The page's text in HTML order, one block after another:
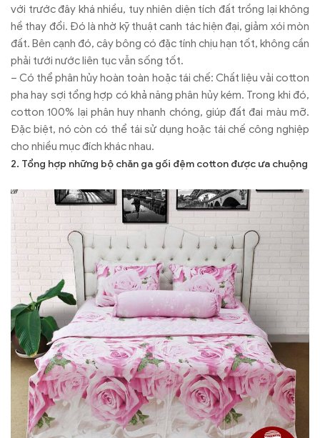
với trước đây khá nhiều, tuy nhiên diện tích đất trồng lại không
hề thay đổi. Đó là nhờ kỹ thuật canh tác hiện đại, giảm xói mòn
đất. Bên cạnh đó, cây bông có đặc tính chịu hạn tốt, không cần
phải tưới nước liên tục vẫn sống tốt.
– Có thể phân hủy hoàn toàn hoặc tái chế: Chất liệu vải cotton
pha hay sợi tổng hợp có khả năng phân hủy kém. Trong khi đó,
cotton 100% lại phân huy nhanh chóng, giúp đất đai màu mỡ.
Đặc biệt, nó còn có thể tái sử dụng hoặc tái chế công nghiệp
cho nhiều mục đích khác nhau.
2. Tổng hợp những bộ chăn ga gối đệm cotton được ưa chuộng